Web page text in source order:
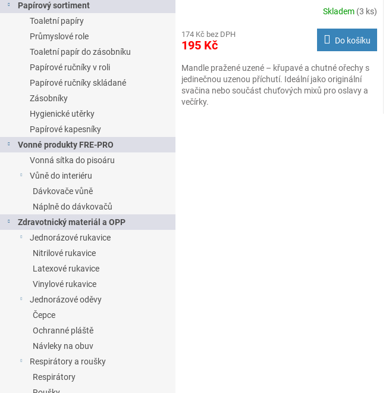
Papírový sortiment
Toaletní papíry
Průmyslové role
Toaletní papír do zásobníku
Papírové ručníky v roli
Papírové ručníky skládané
Zásobníky
Hygienické utěrky
Papírové kapesníky
Vonné produkty FRE-PRO
Vonná sítka do pisoáru
Vůně do interiéru
Dávkovače vůně
Náplně do dávkovačů
Zdravotnický materiál a OPP
Jednorázové rukavice
Nitrilové rukavice
Latexové rukavice
Vinylové rukavice
Jednorázové oděvy
Čepce
Ochranné pláště
Návleky na obuv
Respirátory a roušky
Respirátory
Skladem (3 ks)
174 Kč bez DPH
195 Kč Do košíku
Mandle pražené uzené – křupavé a chutné ořechy s
jedinečnou uzenou příchutí. Ideální jako originální
svačina nebo součást chuťových mixů pro oslavy a
večírky.